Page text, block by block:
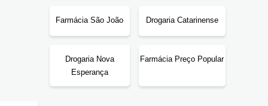
Farmácia São João Drogaria Catarinense
Drogaria Nova
Esperança
Farmácia Preço Popular